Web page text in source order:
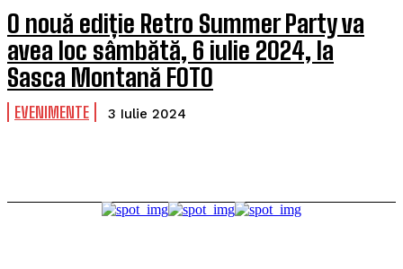
O nouă ediție Retro Summer Party va
avea loc sâmbătă, 6 iulie 2024, la
Sasca Montană FOTO
EVENIMENTE 3 Iulie 2024